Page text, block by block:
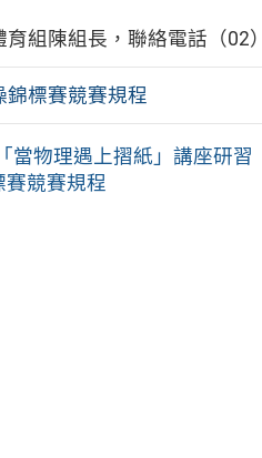
組陳組長，聯絡電話（02
標賽競賽規程
當物理遇上摺紙」講座研習
競賽規程